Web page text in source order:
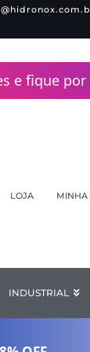
e fique
LOJA MINHA
INDUSTRIAL